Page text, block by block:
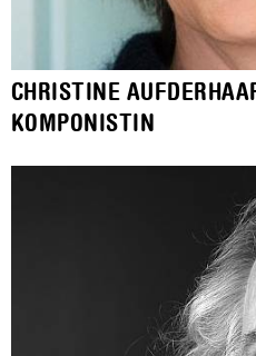
CHRISTINE
KOMPONISTIN